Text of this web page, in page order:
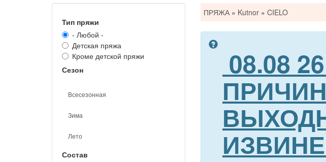
Тип пряжи
- Любой -
Детская пряжа
Кроме детской пряжи
Сезон
Всесезонная
Зима
Лето
Состав
Вы
здесь
ПРЯЖА » Kutnor » CIELO
08.08